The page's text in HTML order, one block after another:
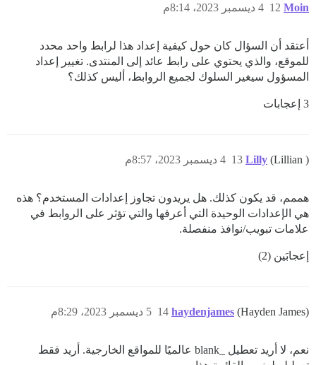
Moin 4 ديسمبر 2023، 8:14م 12
أعتقد أن السؤال كان حول كيفية إعداد هذا لرابط واحد محدد
للموقع، والذي يحتوي على رابط عائد إلى المنتدى. تغيير إعداد
المسؤول سيغير السلوك لجميع الروابط، أليس كذلك؟
3 إعجابات
Lilly (Lillian ) 4 ديسمبر 2023، 8:57م 13
هممم، قد يكون كذلك. هل يريدون تجاوز إعدادات المستخدم؟ هذه
هي الإعدادات الوحيدة التي أعرفها والتي تؤثر على الروابط في
علامات تبويب/نوافذ منفصلة.
إعجابَين (2)
haydenjames (Hayden James) 5 ديسمبر 2023، 8:29م 14
نعم، لا أريد تعطيل _blank عالميًا للمواقع الخارجية. أريد فقط